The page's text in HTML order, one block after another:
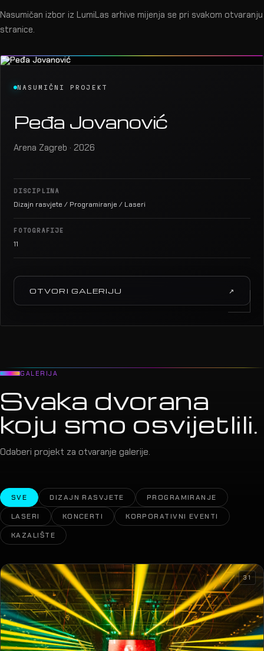
Nasumičan izbor iz LumiLas arhive mijenja se pri svakom otvaranju
stranice.
NASUMIČNI PROJEKT
Peđa Jovanović
Arena Zagreb · 2026
DISCIPLINA
Dizajn rasvjete / Programiranje / Laseri
FOTOGRAFIJE
11
OTVORI GALERIJU ↗
GALERIJA
Svaka dvorana
koju smo osvijetlili.
Odaberi projekt za otvaranje galerije.
SVE DIZAJN RASVJETE
PROGRAMIRANJE
LASERI
KONCERTI
KORPORATIVNI EVENTI
KAZALIŠTE
31